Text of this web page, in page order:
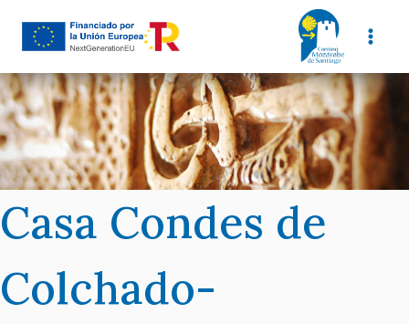
Casa Condes de
Colchado-